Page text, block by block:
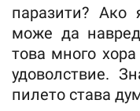
паразити? Ако
може да
това много
удоволствие.
пилето става